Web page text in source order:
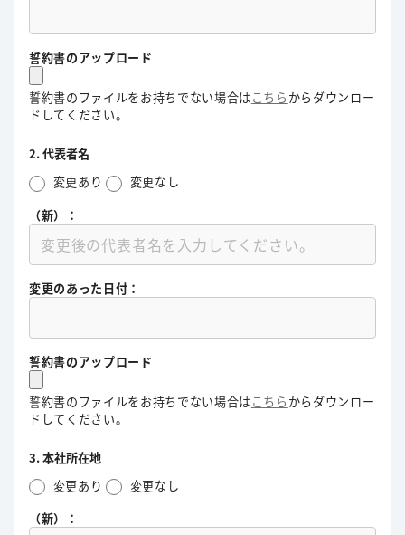
誓約書のアップロード
誓約書のファイルをお持ちでない場合はこちら からダウンロー
ドしてください。
2. 代表者名
変更あり
変更なし
（新）：
変更のあった日付：
誓約書のアップロード
誓約書のファイルをお持ちでない場合はこちら からダウンロー
ドしてください。
3. 本社所在地
変更あり
変更なし
（新）：